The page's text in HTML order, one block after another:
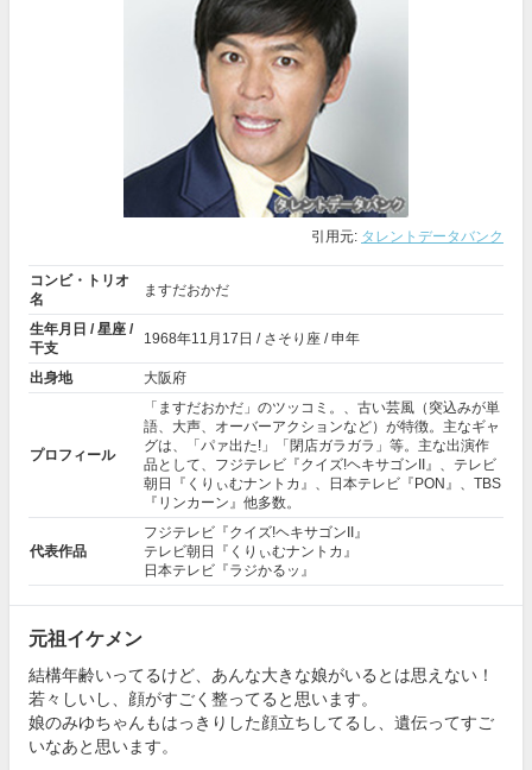
引用元: タレントデータバンク
コンビ・トリオ
名
ますだおかだ
生年月日 / 星座 /
干支
1968年11月17日 / さそり座 / 申年
出身地 大阪府
プロフィール
「ますだおかだ」のツッコミ。、古い芸風（突込みが単
語、大声、オーバーアクションなど）が特徴。主なギャ
グは、「パァ出た!」「閉店ガラガラ」等。主な出演作
品として、フジテレビ『クイズ!ヘキサゴンII』、テレビ
朝日『くりぃむナントカ』、日本テレビ『PON』、TBS
『 リンカーン 』他多数。
代表作品
フジテレビ『クイズ!ヘキサゴンII』
テレビ朝日『くりぃむナントカ』
日本テレビ『ラジかるッ』
元祖イケメン
結構年齢いってるけど、あんな大きな娘がいるとは思えない！
若々しいし、顔がすごく整ってると思います。
娘のみゆちゃんもはっきりした顔立ちしてるし、遺伝ってすご
いなあと思います。